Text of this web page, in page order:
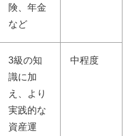
険、年金
など
3級の知
識に加
え、より
実践的な
資産運
中程度